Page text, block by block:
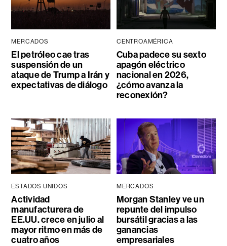
MERCADOS
El petróleo cae tras
suspensión de un
ataque de Trump a Irán y
expectativas de diálogo
CENTROAMÉRICA
Cuba padece su sexto
apagón eléctrico
nacional en 2026,
¿cómo avanza la
reconexión?
ESTADOS UNIDOS
Actividad
manufacturera de
EE.UU. crece en julio al
mayor ritmo en más de
cuatro años
MERCADOS
Morgan Stanley ve un
repunte del impulso
bursátil gracias a las
ganancias
empresariales